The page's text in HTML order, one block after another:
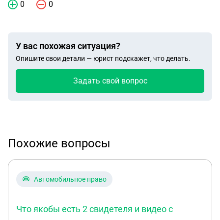
0 0
У вас похожая ситуация?
Опишите свои детали — юрист подскажет, что делать.
Задать свой вопрос
Похожие вопросы
Автомобильное право
Что якобы есть 2 свидетеля и видео с